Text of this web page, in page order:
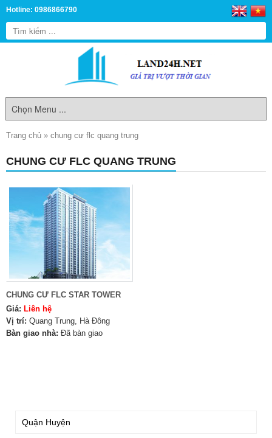
Hotline: 0986866790
Trang chủ » chung cư flc quang trung
CHUNG CƯ FLC QUANG TRUNG
CHUNG CƯ FLC STAR TOWER
Giá: Liên hệ
Vị trí: Quang Trung, Hà Đông
Bàn giao nhà: Đã bàn giao